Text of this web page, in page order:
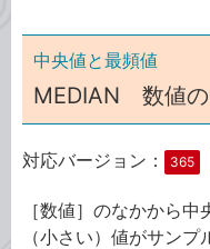
中央値と最頻値
MEDIAN 数値の
対応バージョン： 365
［数値］のなかから
（小さい）値がサン